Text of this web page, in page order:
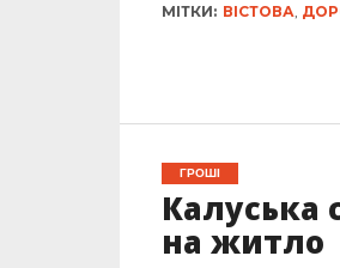
МІТКИ: ВІСТОВА
ГРОШІ
Калуська
на житло